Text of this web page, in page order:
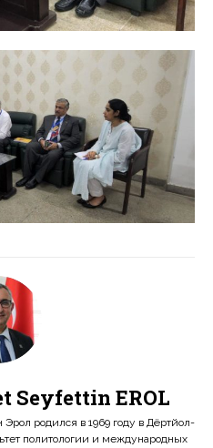
Seyfettin EROL
родился в 1969 году в Дёртйол-
политологии и международных